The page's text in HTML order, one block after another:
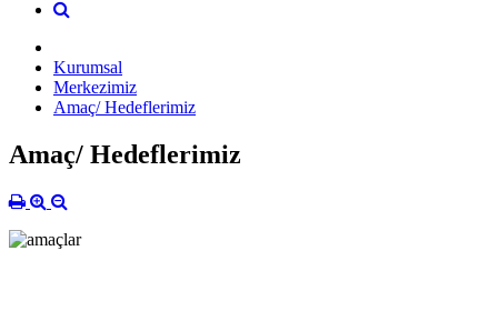
Kurumsal
Merkezimiz
Amaç/ Hedeflerimiz
Amaç/ Hedeflerimiz